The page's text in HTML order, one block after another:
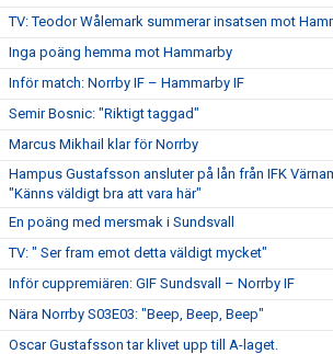
TV: Teodor Wålemark summerar insatsen mot
Inga poäng hemma mot Hammarby
Inför match: Norrby IF – Hammarby IF
Semir Bosnic: "Riktigt taggad"
Marcus Mikhail klar för Norrby
Hampus Gustafsson ansluter på lån från IFK
"Känns väldigt bra att vara här"
En poäng med mersmak i Sundsvall
TV: " Ser fram emot detta väldigt mycket"
Inför cuppremiären: GIF Sundsvall – Norrby IF
Nära Norrby S03E03: "Beep, Beep, Beep"
Oscar Gustafsson tar klivet upp till A-laget.